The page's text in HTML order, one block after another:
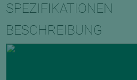
SPEZIFIKATIONEN
BESCHREIBUNG